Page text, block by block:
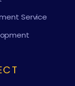
Service